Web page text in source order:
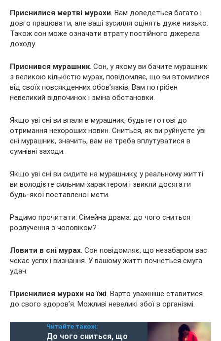
Приснилися мертві мурахи. Вам доведеться багато і
довго працювати, але ваші зусилля оцінять дуже низько.
Також сон може означати втрату постійного джерела
доходу.
Приснився мурашник. Сон, у якому ви бачите мурашник
з великою кількістю мурах, повідомляє, що ви втомилися
від своїх повсякденних обов’язків. Вам потрібен
невеликий відпочинок і зміна обстановки.
Якщо уві сні ви впали в мурашник, будьте готові до
отримання нехороших новин. Сниться, як ви руйнуєте уві
сні мурашник, значить, вам не треба вплутуватися в
сумнівні заходи.
Якщо уві сні ви сидите на мурашнику, у реальному житті
ви володієте сильним характером і звикли досягати
будь-якої поставленої мети.
Радимо прочитати: Сімейна драма: до чого сниться
розлучення з чоловіком?
Ловити в сні мурах. Сон повідомляє, що незабаром вас
чекає успіх і визнання. У вашому житті почнеться смуга
удач.
Приснилися мурахи на їжі. Варто уважніше ставитися
до свого здоров’я. Можливі невеликі збої в організмі.
Читайте також:
До чого сниться, що